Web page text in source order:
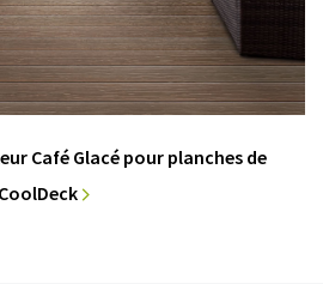
Café Glacé pour planches de